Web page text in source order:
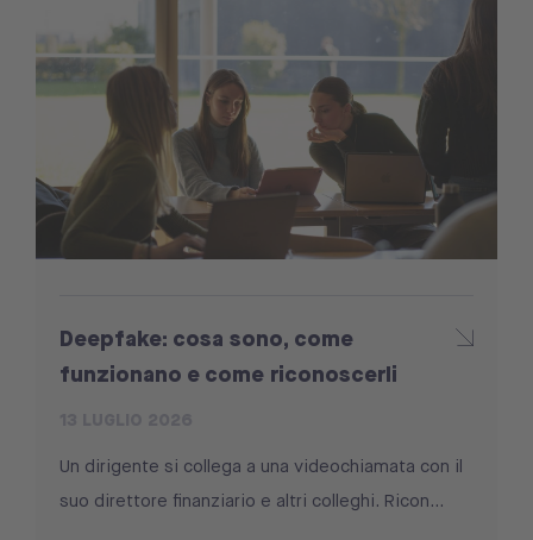
Deepfake: cosa sono, come
funzionano e come riconoscerli
Un dirigente si collega a una videochiamata con il
suo direttore finanziario e altri colleghi. Ricon...